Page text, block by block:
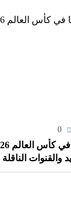
0
والقنوات الناقلة